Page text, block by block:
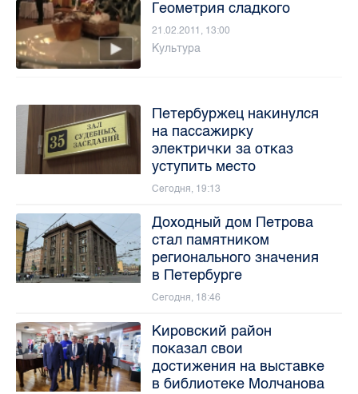
Геометрия сладкого
21.02.2011, 13:00
Культура
Петербуржец накинулся
на пассажирку
электрички за отказ
уступить место
Сегодня, 19:13
Доходный дом Петрова
стал памятником
регионального значения
в Петербурге
Сегодня, 18:46
Кировский район
показал свои
достижения на выставке
в библиотеке Молчанова